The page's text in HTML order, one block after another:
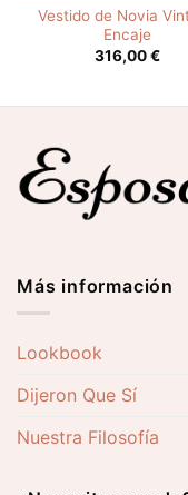
Vestido de Novia
Encaje
316,00€
Más información
Lookbook
Dijeron Que Sí
Nuestra Filosofía